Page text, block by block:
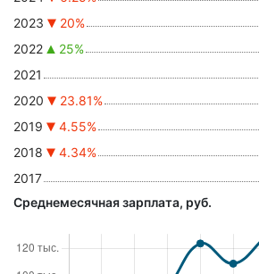
2023
20%
2022
25%
2021
2020
23.81%
2019
4.55%
2018
4.34%
2017
Среднемесячная зарплата, руб.